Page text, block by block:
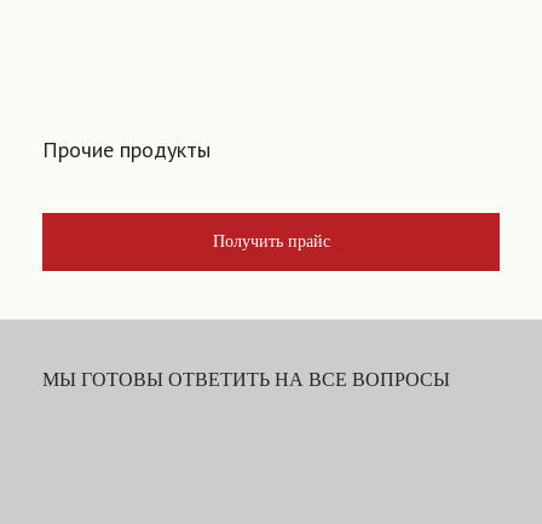
Прочие продукты
Получить прайс
МЫ ГОТОВЫ ОТВЕТИТЬ НА ВСЕ ВОПРОСЫ